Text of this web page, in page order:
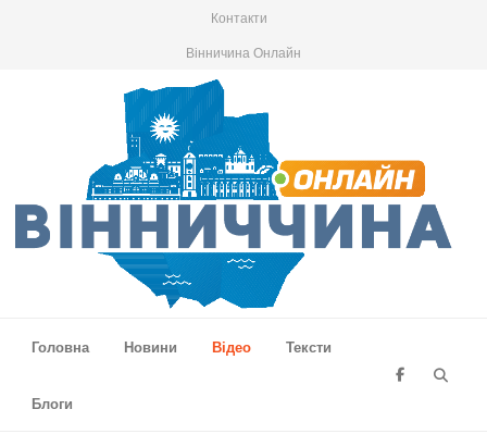
Контакти
Вінничина Онлайн
Головна
Новини Відео Тексти
Блоги